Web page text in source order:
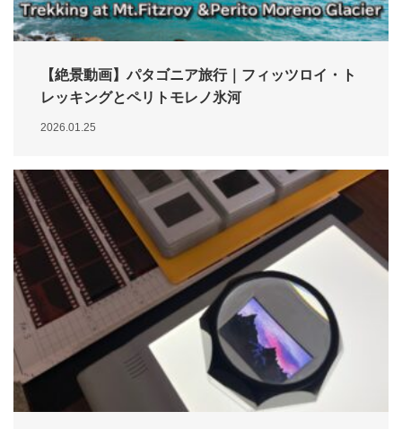
【絶景動画】パタゴニア旅行｜フィッツロイ・ト
レッキングとペリトモレノ氷河
2026.01.25